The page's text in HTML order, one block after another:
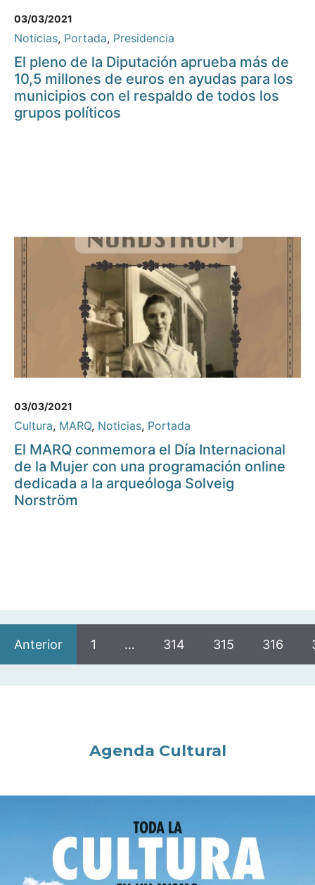
03/03/2021
Noticias, Portada, Presidencia
El pleno de la Diputación aprueba más de
10,5 millones de euros en ayudas para los
municipios con el respaldo de todos los
grupos políticos
03/03/2021
Cultura, MARQ, Noticias, Portada
El MARQ conmemora el Día Internacional
de la Mujer con una programación online
dedicada a la arqueóloga Solveig
Norström
Anterior 1 … 314 315 316
Agenda Cultural